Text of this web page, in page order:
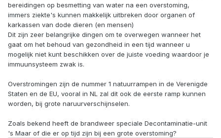
bereidingen op besmetting van water na een overstoming,
immers ziekte's kunnen makkelijk uitbreken door organen of
karkassen van dode dieren (en mensen)
Dit zijn zeer belangrijke dingen om te overwegen wanneer het
gaat om het behoud van gezondheid in een tijd wanneer u
mogelijk niet kunt beschikken over de juiste voeding waardoor je
immuunsysteem zwak is.
Overstromingen zijn de nummer 1 natuurrampen in de Verenigde
Staten en de EU, vooral in NL zal dit ook de eerste ramp kunnen
worden, bij grote naruurverschijnselen.
Zoals bekend heeft de brandweer speciale Decontaminatie-unit
's Maar of die er op tijd zijn bij een grote overstoming?